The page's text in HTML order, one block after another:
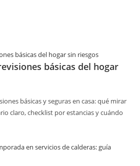
básicas del hogar
básicas y seguras en casa: qué mirar
claro, checklist por estancias y cuándo